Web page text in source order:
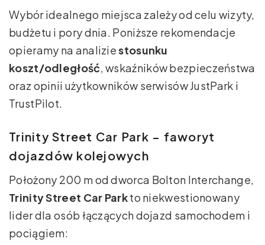
Wybór idealnego miejsca zależy od celu wizyty,
budżetu i pory dnia. Poniższe rekomendacje
opieramy na analiziestosunku
koszt/odległość , wskaźników bezpieczeństwa
oraz opinii użytkowników serwisów JustPark i
TrustPilot.
Trinity Street Car Park – faworyt
dojazdów kolejowych
Położony 200 m od dworca Bolton Interchange,
Trinity Street Car Parkto niekwestionowany
lider dla osób łączących dojazd samochodem i
pociągiem: